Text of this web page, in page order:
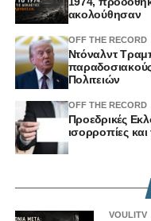
ακολούθησαν
OFF THE RECORD
Ντόναλντ
Πολιτειών
OFF THE RECORD
Προεδρικές
ισορροπίες
VOULITV